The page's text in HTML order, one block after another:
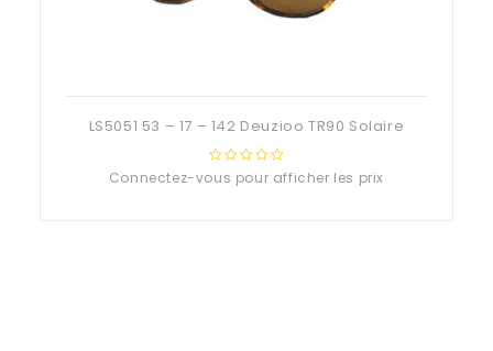
LS5051 53 – 17 – 142 Deuzioo TR90 Solaire
0
Connectez-vous pour afficher les prix